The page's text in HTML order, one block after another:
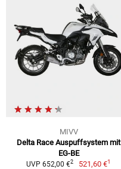
MIVV
Delta Race Auspuffsystem mit
EG-BE
UVP 652,00 €2 521,60 €1